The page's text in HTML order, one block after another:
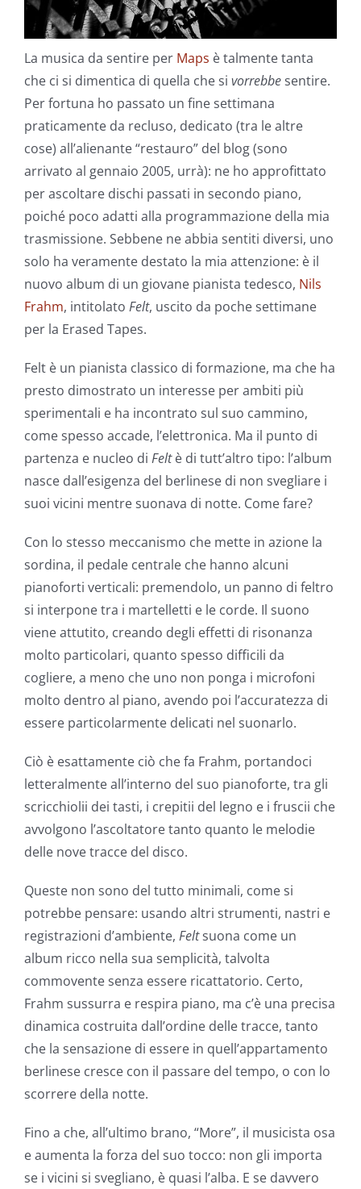
La musica da sentire per Maps è talmente tanta
che ci si dimentica di quella che si vorrebbesentire.
Per fortuna ho passato un fine settimana
praticamente da recluso, dedicato (tra le altre
cose) all’alienante “restauro” del blog (sono
arrivato al gennaio 2005, urrà): ne ho approfittato
per ascoltare dischi passati in secondo piano,
poiché poco adatti alla programmazione della mia
trasmissione. Sebbene ne abbia sentiti diversi, uno
solo ha veramente destato la mia attenzione: è il
nuovo album di un giovane pianista tedesco, Nils
Frahm, intitolato Felt, uscito da poche settimane
per la Erased Tapes.
Felt è un pianista classico di formazione, ma che ha
presto dimostrato un interesse per ambiti più
sperimentali e ha incontrato sul suo cammino,
come spesso accade, l’elettronica. Ma il punto di
partenza e nucleo di Feltè di tutt’altro tipo: l’album
nasce dall’esigenza del berlinese di non svegliare i
suoi vicini mentre suonava di notte. Come fare?
Con lo stesso meccanismo che mette in azione la
sordina, il pedale centrale che hanno alcuni
pianoforti verticali: premendolo, un panno di feltro
si interpone tra i martelletti e le corde. Il suono
viene attutito, creando degli effetti di risonanza
molto particolari, quanto spesso difficili da
cogliere, a meno che uno non ponga i microfoni
molto dentro al piano, avendo poi l’accuratezza di
essere particolarmente delicati nel suonarlo.
Ciò è esattamente ciò che fa Frahm, portandoci
letteralmente all’interno del suo pianoforte, tra gli
scricchiolii dei tasti, i crepitii del legno e i fruscii che
avvolgono l’ascoltatore tanto quanto le melodie
delle nove tracce del disco.
Queste non sono del tutto minimali, come si
potrebbe pensare: usando altri strumenti, nastri e
registrazioni d’ambiente, Feltsuona come un
album ricco nella sua semplicità, talvolta
commovente senza essere ricattatorio. Certo,
Frahm sussurra e respira piano, ma c’è una precisa
dinamica costruita dall’ordine delle tracce, tanto
che la sensazione di essere in quell’appartamento
berlinese cresce con il passare del tempo, o con lo
scorrere della notte.
Fino a che, all’ultimo brano, “More”, il musicista osa
e aumenta la forza del suo tocco: non gli importa
se i vicini si svegliano, è quasi l’alba. E se davvero